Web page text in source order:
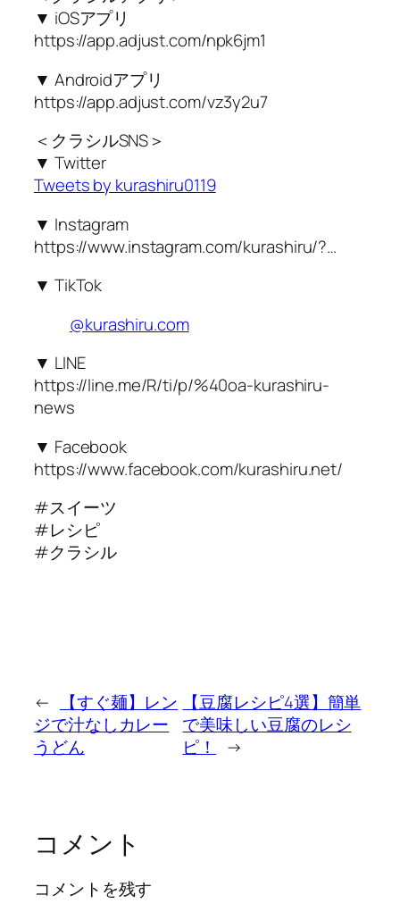
▼ iOSアプリ
https://app.adjust.com/npk6jm1
▼ Androidアプリ
https://app.adjust.com/vz3y2u7
＜クラシルSNS＞
▼ Twitter
Tweets by kurashiru0119
▼ Instagram
https://www.instagram.com/kurashiru/?…
▼ TikTok
@kurashiru.com
▼ LINE
https://line.me/R/ti/p/%40oa-kurashiru-
news
▼ Facebook
https://www.facebook.com/kurashiru.net/
#スイーツ
#レシピ
#クラシル
←
【すぐ麺】レン
ジで汁なしカレー
うどん
【豆腐レシピ4選】簡単
で美味しい豆腐のレシ
ピ！
→
コメント
コメントを残す